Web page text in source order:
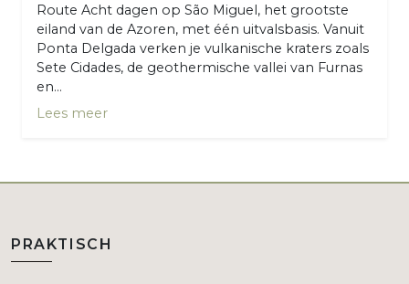
Route Acht dagen op São Miguel, het grootste
eiland van de Azoren, met één uitvalsbasis. Vanuit
Ponta Delgada verken je vulkanische kraters zoals
Sete Cidades, de geothermische vallei van Furnas
en...
Lees meer
PRAKTISCH